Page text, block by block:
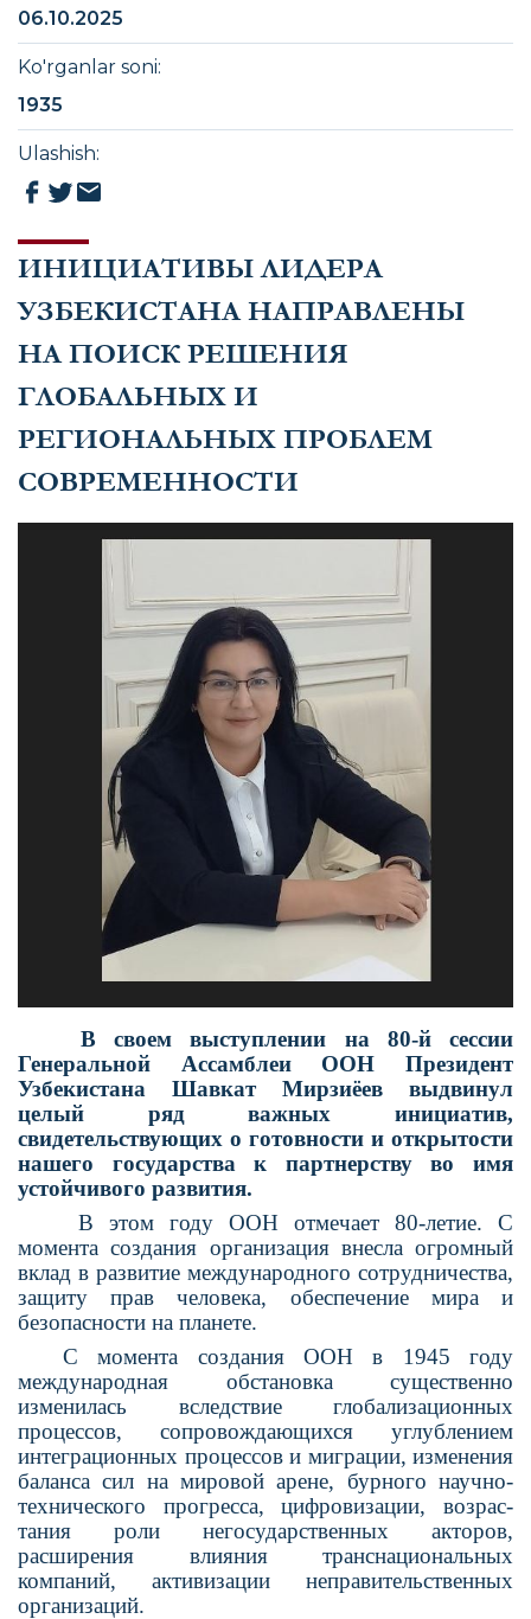
ИНИЦИАТИВЫ ЛИДЕРА
УЗБЕКИСТАНА НАПРАВЛЕНЫ
НА ПОИСК РЕШЕНИЯ
ГЛОБАЛЬНЫХ И
РЕГИОНАЛЬНЫХ ПРОБЛЕМ
СОВРЕМЕННОСТИ
В своем выступлении на 80-й сессии
Генеральной Ассамблеи ООН Президент
Узбекистана Шавкат Мирзиёев выдвинул
целый ряд важных инициатив,
свидетельствующих о готовности и открытости
нашего государства к партнерству во имя
устойчивого развития.
В этом году ООН отмечает 80-летие. С
момента создания организация внесла огромный
вклад в развитие международ­ного сотрудничества,
защиту прав человека, обеспечение мира и
безопасности на планете.
С момента создания ООН в 1945 году
международная обста­новка существенно
изменилась вследствие глобализационных
процессов, сопровождающихся углублением
интеграционных процессов и миграции, изменения
баланса сил на мировой арене, бурного научно-
технического прогресса, цифровизации, возрас­
тания роли негосударственных акторов,
расширения влияния транснациональных
компаний, активизации неправительствен­ных
организаций.
06.10.2025
Ko'rganlar soni:
1935
Ulashish: